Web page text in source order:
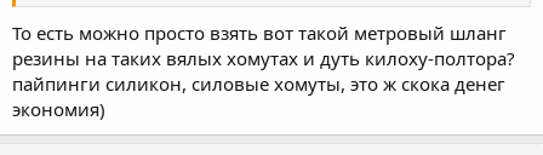
То есть можно просто взять вот такой метровый шланг
резины на таких вялых хомутах и дуть килоху-полтора?
пайпинги силикон, силовые хомуты, это ж скока денег
экономия)